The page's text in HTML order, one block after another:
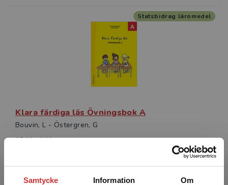
Samtycke Information Om
Klara färdiga läs Övningsbok A
Bouvin, L - Östergren, G
184 krinkl. moms
Statsbidrag läromedel
Statsbidrag läromedel